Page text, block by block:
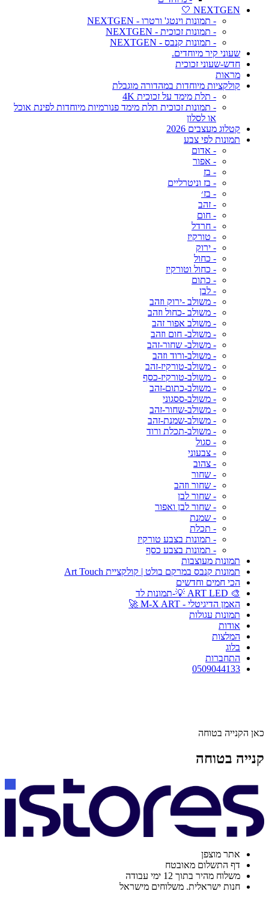
NEXTGEN 🤍
- תמונות וינטג' ורטרו - NEXTGEN
- תמונות זכוכית - NEXTGEN
- תמונות קנבס - NEXTGEN
שעוני קיר מיוחדים.
חדש-שעוני זכוכית
מראות
קולקציות מיוחדות במהדורה מוגבלת
- תלת מימד על זכוכית 4K
- תמונות זכוכית תלת מימד פנורמיות מיוחדות לפינת אוכל
או לסלון
קטלוג מעצבים 2026
תמונות לפי צבע
- אדום
- אפור
- בז
- בז וניטרליים
- בז׳
- זהב
- חום
- חרדל
- טורקיז
- ירוק
- כחול
- כחול וטורקיז
- כתום
- לבן
- משולב -ירוק וזהב
- משולב -כחול וזהב
- משולב אפור זהב
- משולב- חום וזהב
- משולב- שחור-זהב
- משולב-ורוד וזהב
- משולב-טורקיז-זהב
- משולב-טורקיז-כסף
- משולב-כתום-זהב
- משולב-ססגוני
- משולב-שחור-זהב
- משולב-שמנת-זהב
- משולב-תכלת ורוד
- סגול
- צבעוני
- צהוב
- שחור
- שחור וזהב
- שחור לבן
- שחור לבן ואפור
- שמנת
- תכלת
- תמונות בצבע טורקיז
- תמונות בצבע כסף
תמונות מעוצבות
תמונות קנבס במרקם בולט | קולקציית Art Touch
הכי חמים וחדשים
🎨 ART LED 💡-תמונות לד
האמן הדיגיטלי - M-X ART 🚀
תמונות עגולות
אודות
המלצות
בלוג
התחברות
0509044133
כאן הקנייה בטוחה
קנייה בטוחה
אתר מוצפן
דף התשלום מאובטח
משלוח מהיר בתוך 12 ימי עבודה
חנות ישראלית. משלוחים מישראל